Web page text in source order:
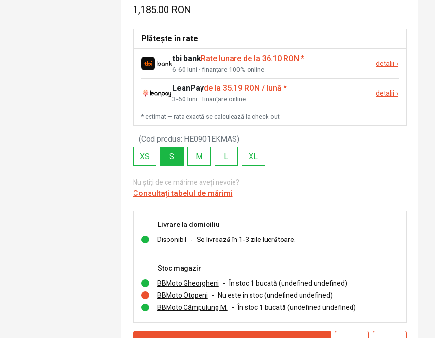
1,185.00 RON
Plătește în rate
tbi bankRate lunare de la 36.10 RON *
6-60 luni · finanțare 100% online
detalii ›
LeanPayde la 35.19 RON / lună *
3-60 luni · finanțare online
detalii ›
* estimat — rata exactă se calculează la check-out
: (Cod produs: HE0901EKMAS)
XS
S M L XL
Nu știți de ce mărime aveți nevoie?
Consultați tabelul de mărimi
Livrare la domiciliu
Disponibil
- Se livrează în 1-3 zile lucrătoare.
Stoc magazin
BBMoto Gheorgheni
-
În stoc 1 bucată (undefined undefined)
BBMoto Otopeni
-
Nu este în stoc (undefined undefined)
BBMoto Câmpulung M.
- În stoc 1 bucată (undefined undefined)